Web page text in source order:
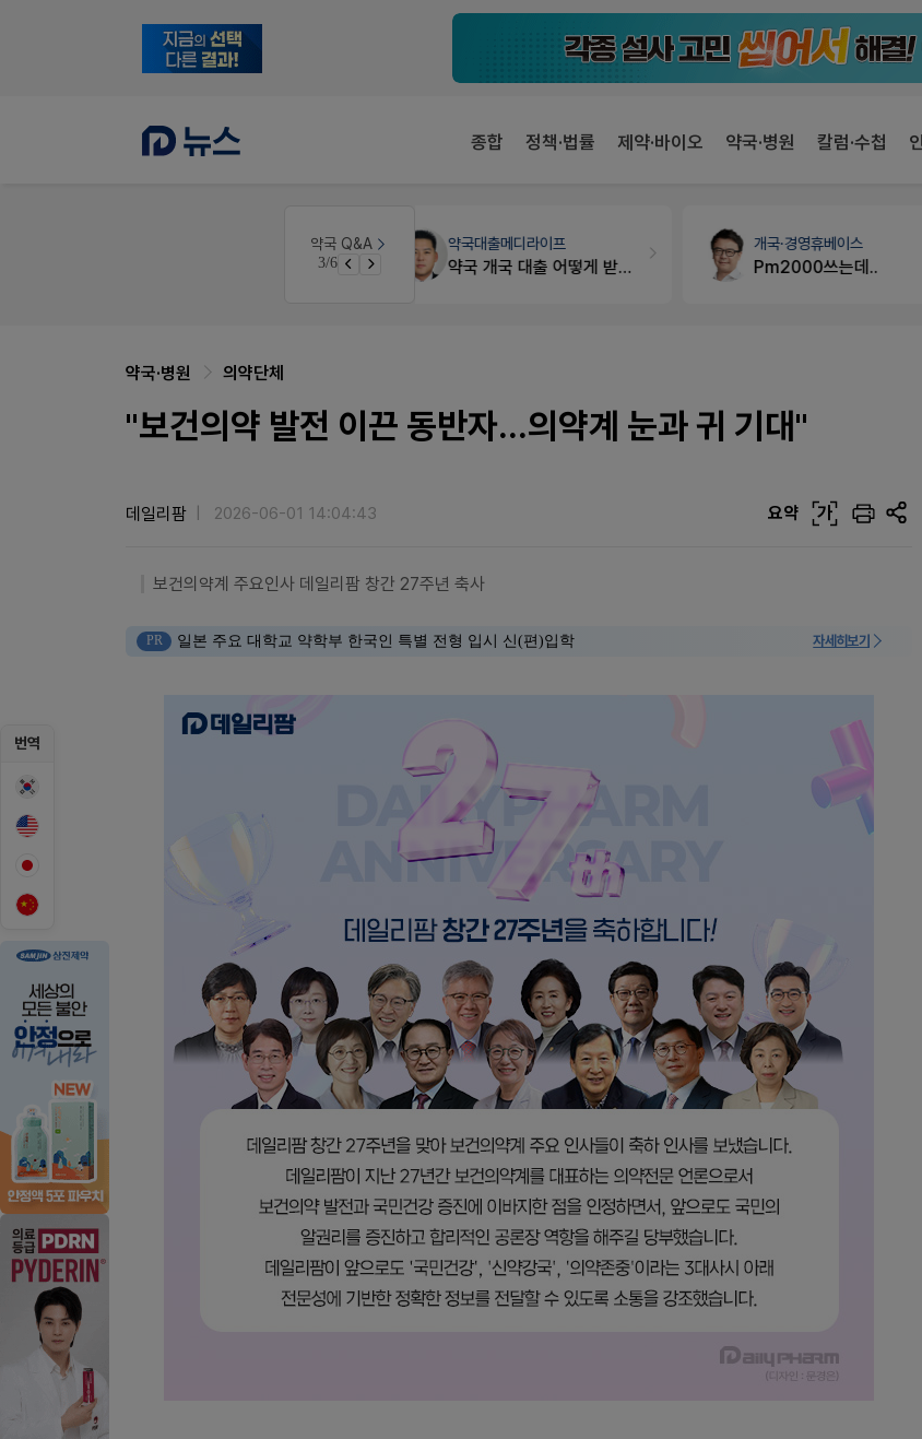
종합 정책·법률 제약·바이오 약국·병원 칼럼·수첩
약국 Q&A
3/6 약국 개국 대출 어떻게 받아야할지 어렵습니다
개국·경영휴베이스
Pm2000쓰는데..
약국세무미래 세무법인
번역
약국·병원 의약단체
"보건의약 발전 이끈 동반자...의약계 눈과 귀 기대"
데일리팜 2026-06-01 14:04:43 요약 가
보건의약계 주요인사 데일리팜 창간 27주년 축사
PR 일본 주요 대학교 약학부 한국인 특별 전형 입시 신(편)입학 자세히보기